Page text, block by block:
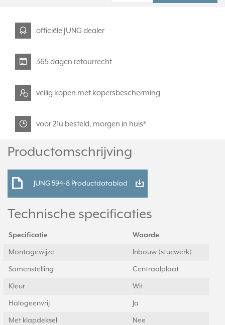
officiële JUNG dealer
365 dagen retourrecht
veilig kopen met kopersbescherming
voor 21u besteld, morgen in huis*
Productomschrijving
JUNG 594-8 Productdatablad
Technische specificaties
Specificatie Waarde
Montagewijze Inbouw (stucwerk)
Samenstelling Centraalplaat
Kleur Wit
Halogeenvrij Ja
Met klapdeksel Nee